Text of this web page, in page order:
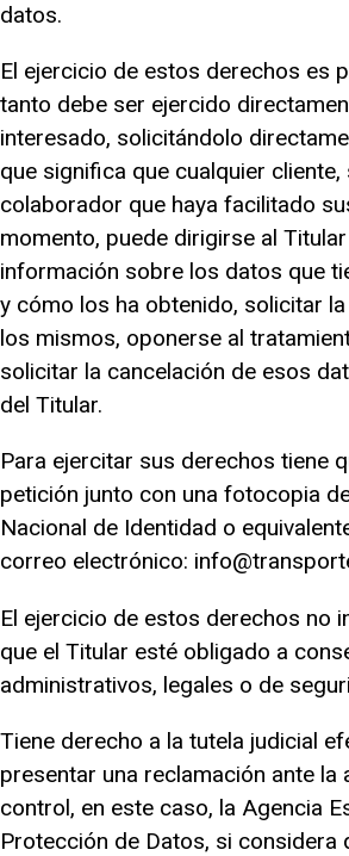
datos.
El ejercicio de estos derechos es
tanto debe ser ejercido
interesado, solicitándolo
que significa que cualquier
colaborador que haya facilitado
momento, puede dirigirse al
información sobre los datos que
y cómo los ha obtenido, solicitar
los mismos, oponerse al
solicitar la cancelación de esos
del Titular.
Para ejercitar sus derechos tiene
petición junto con una fotocopia
Nacional de Identidad o
correo electrónico:
El ejercicio de estos derechos no
que el Titular esté obligado a
administrativos, legales o de
Tiene derecho a la tutela judicial
presentar una reclamación ante la
control, en este caso, la Agencia
Protección de Datos, si considera